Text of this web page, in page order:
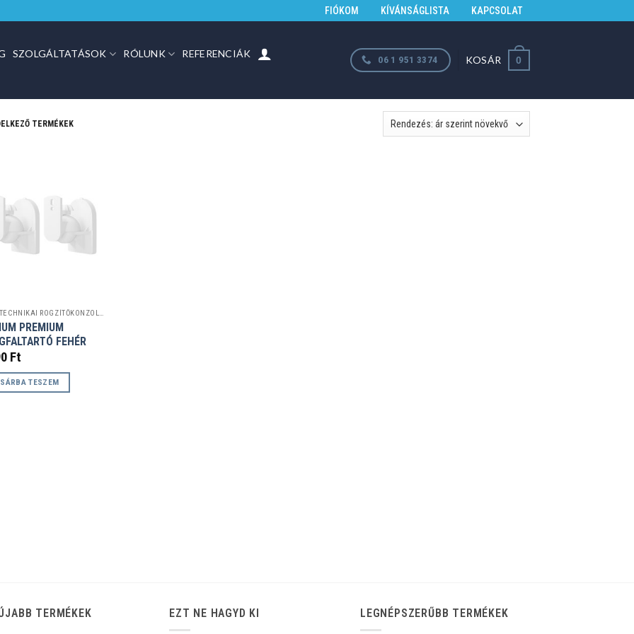
FIÓKOM KÍVÁNSÁGLISTA KAPCSOLAT
SZOLGÁLTATÁSOK RÓLUNK REFERENCIÁK 06 1 951 3374 KOSÁR 0
TERMÉKEK
HANGTECHNIKAI RÖGZÍTŐKONZOLOK
PREMIUM
FEHÉR
Ft
TESZEM
TERMÉKEK EZT NE HAGYD KI LEGNÉPSZERŰBB TERMÉKEK